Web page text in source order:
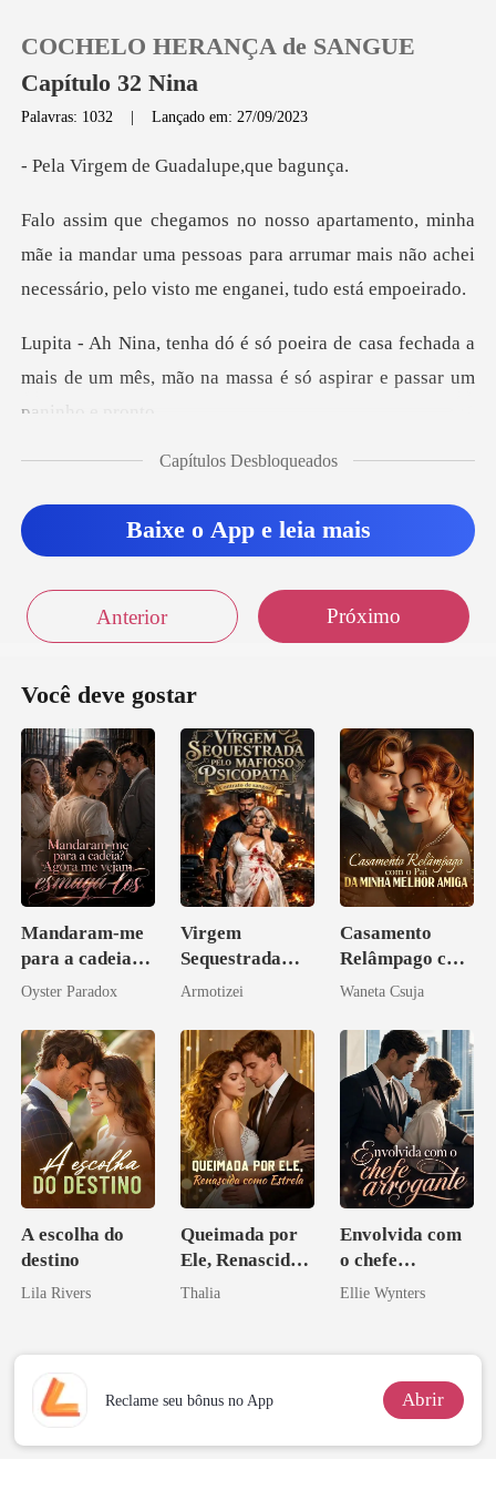
Loja
Histórico
COCHELO HERANÇA de SANGUE
Capítulo 32 Nina
Palavras: 1032 |Lançado em: 27/09/2023
de Guadalupe
e ia mandar uma pessoas para arrumar mais não achei
ne
casa fechada a
mais de um mês, mão na mass
la arr Capítulos Desbloqueados
Baixe o App e leia mais
Anterior Próximo
Você deve gostar
Mandaram-me
para a cadeia?
Agora me
los
Oyster Paradox
Virgem
Sequestrada
pelo Mafioso
CONTRATO
DE SANGUE
Armotizei
Casamento
Relâmpago com
o Pai da Minha
Waneta Csuja
A escolha do
destino
Lila Rivers
Queimada por
Ele, Renascida
como Estrela
Thalia
Envolvida com
o chefe
arrogante
Ellie Wynters
Reclame seu bônus no App Abrir